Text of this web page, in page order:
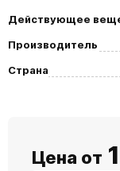
Действующее
Производитель
Страна
Цена от